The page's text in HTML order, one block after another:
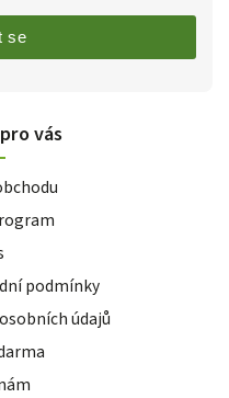
se
vás
podmínky
údajů